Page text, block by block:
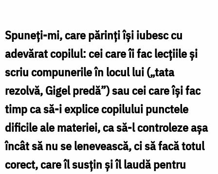
Spuneţi-mi, care părinţi îşi iubesc cu
adevărat copilul: cei care îi fac lecţiile şi
scriu compunerile în locul lui („tata
rezolvă, Gigel predă”) sau cei care îşi fac
timp ca să-i explice copilului punctele
dificile ale materiei, ca să-l controleze aşa
încât să nu se lenevească, ci să facă totul
corect, care îl susţin şi îl laudă pentru